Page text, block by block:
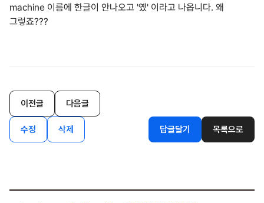
machine 이름에 한글이 안나오고 '옜' 이라고 나옵니다. 왜
그렇죠???
이전글 다음글
수정 삭제 답글달기 목록으로